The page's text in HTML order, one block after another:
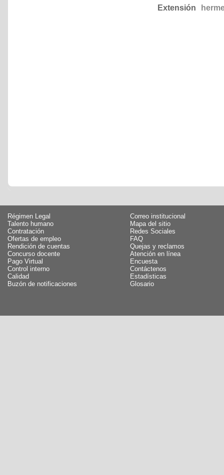
Extensión
Régimen Legal
Talento humano
Contratación
Ofertas de empleo
Rendición de cuentas
Concurso docente
Pago Virtual
Control interno
Calidad
Buzón de notificaciones
Correo institucional
Mapa del sitio
Redes Sociales
FAQ
Quejas y reclamos
Atención en línea
Encuesta
Contáctenos
Estadísticas
Glosario